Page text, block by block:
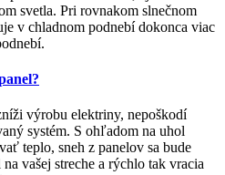
svetla. Pri rovnakom slnečnom
v chladnom podnebí dokonca viac
výrobu elektriny, nepoškodí
systém. S ohľadom na uhol
teplo, sneh z panelov sa bude
vašej streche a rýchlo tak vracia